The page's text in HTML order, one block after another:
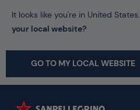
It looks like you're in United States.
your local website?
GO TO MY LOCAL WEBSITE